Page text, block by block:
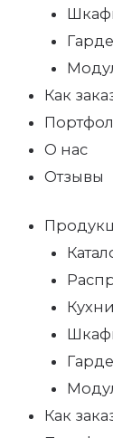
Как
О нас
Отзывы
Как